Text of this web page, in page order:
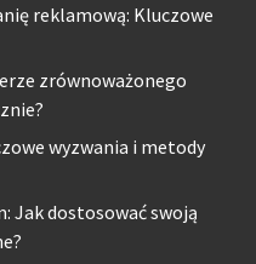
reklamową: Kluczowe
zrównoważonego
wyzwania i metody
Jak dostosować swoją